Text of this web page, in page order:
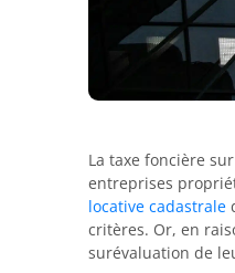
La taxe foncière
entreprises
locative cadastrale
critères. Or, en
surévaluation de